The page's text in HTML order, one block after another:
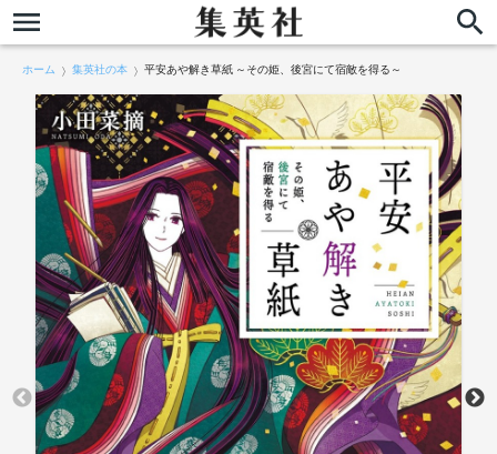
ホーム 集英社の本 平安あや解き草紙 ～その姫、後宮にて宿敵を得る～